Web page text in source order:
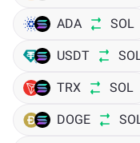
ADA SOL
USDT
TRX SOL
DOGE